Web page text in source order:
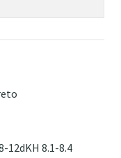
12dKH 8.1-8.4